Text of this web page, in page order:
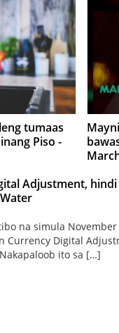
tumaas
Piso -
Adjustment,
na simula
Currency Digital
ito sa […]